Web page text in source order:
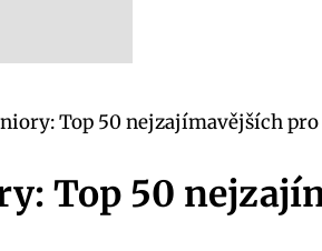
Top 50 nejzajímavějších
Top 50